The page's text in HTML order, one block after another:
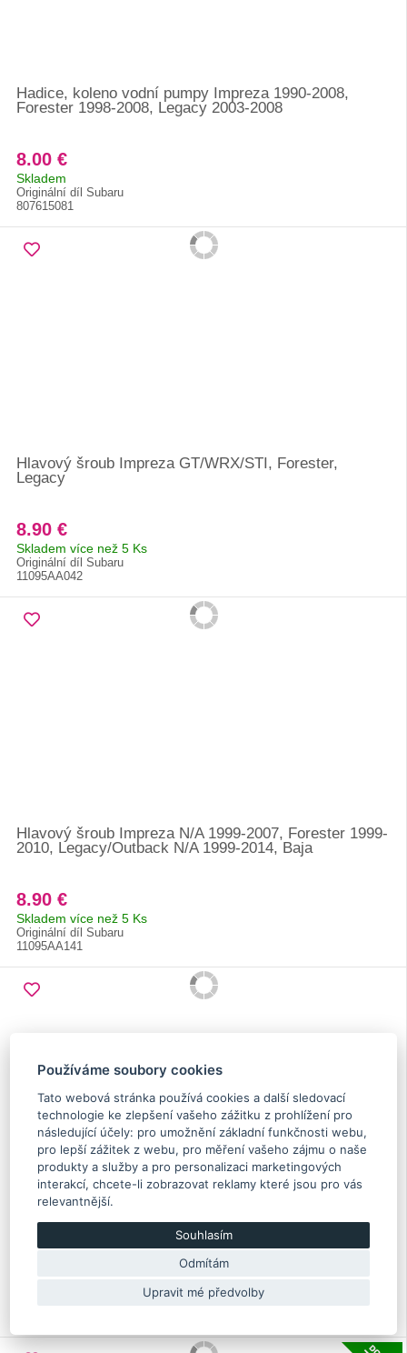
Používáme soubory cookies
Tato webová stránka používá cookies a další sledovací
technologie ke zlepšení vašeho zážitku z prohlížení pro
následující účely: pro umožnění základní funkčnosti webu,
pro lepší zážitek z webu, pro měření vašeho zájmu o naše
produkty a služby a pro personalizaci marketingových
interakcí,chcete-li zobrazovat reklamy které jsou pro vás
relevantnější.
Souhlasím
Odmítám
Upravit mé předvolby
Hadice, koleno vodní pumpy Impreza 1990-2008,
Forester 1998-2008, Legacy 2003-2008
8.00 €
Skladem
Originální díl Subaru
807615081
Hlavový šroub Impreza GT/WRX/STI, Forester,
Legacy
8.90 €
Skladem více než 5 Ks
Originální díl Subaru
11095AA042
Hlavový šroub Impreza N/A 1999-2007, Forester 1999-
2010, Legacy/Outback N/A 1999-2014, Baja
8.90 €
Skladem více než 5 Ks
Originální díl Subaru
11095AA141
Hlavový šroub Impreza N/A 1999-2007, Forester 1999-
2010, Legacy/Outback N/A 1999-2014, Baja
Skladem více než 5 Ks